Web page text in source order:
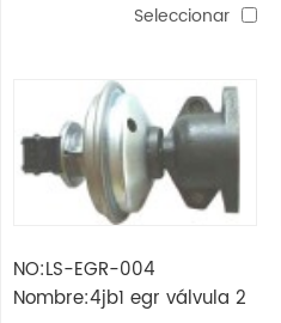
Seleccionar
NO:LS-EGR-004
Nombre:4jb1 egr válvula 2